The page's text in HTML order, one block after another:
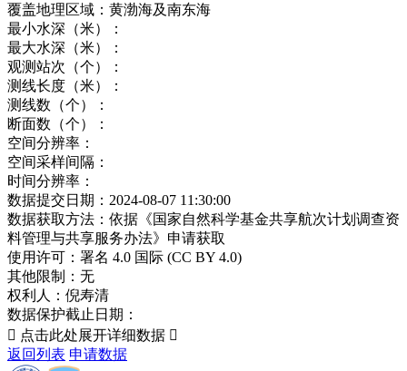
覆盖地理区域： 黄渤海及南东海
最小水深（米）：
最大水深（米）：
观测站次（个）：
测线长度（米）：
测线数（个）：
断面数（个）：
空间分辨率：
空间采样间隔：
时间分辨率：
数据提交日期： 2024-08-07 11:30:00
数据获取方法： 依据《国家自然科学基金共享航次计划调查资
料管理与共享服务办法》申请获取
使用许可： 署名 4.0 国际 (CC BY 4.0)
其他限制： 无
权利人： 倪寿清
数据保护截止日期：
 点击此处展开详细数据 
返回列表 申请数据